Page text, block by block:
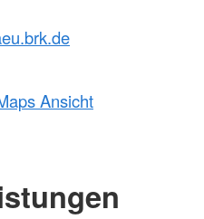
Ansicht